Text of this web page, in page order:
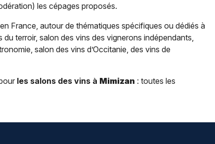
les cépages proposés.
France, autour de thématiques spécifiques ou dédiés à
terroir, salon des vins des vignerons indépendants,
salon des vins d’Occitanie, des vins de
les salons des vins à Mimizan : toutes les